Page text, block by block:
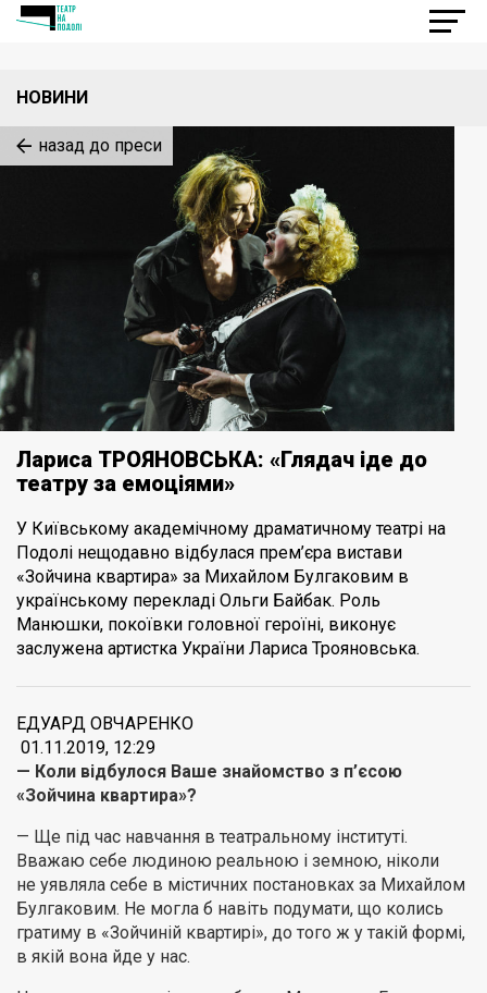
НОВИНИ
назад до преси
Лариса ТРОЯНОВСЬКА: «Глядач іде до
театру за емоціями»
У Київському академічному драматичному театрі на
Подолі нещодавно відбулася прем’єра вистави
«Зойчина квартира» за Михайлом Булгаковим в
українському перекладі Ольги Байбак. Роль
Манюшки, покоївки головної героїні, виконує
заслужена артистка України Лариса Трояновська.
ЕДУАРД ОВЧАРЕНКО
01.11.2019, 12:29
— Коли відбулося Ваше знайомство з п’єсою
«Зойчина квартира»?
— Ще під час навчання в театральному інституті.
Вважаю себе людиною реальною і земною, ніколи
не уявляла себе в містичних постановках за Михайлом
Булгаковим. Не могла б навіть подумати, що колись
гратиму в «Зойчиній квартирі», до того ж у такій формі,
в якій вона йде у нас.